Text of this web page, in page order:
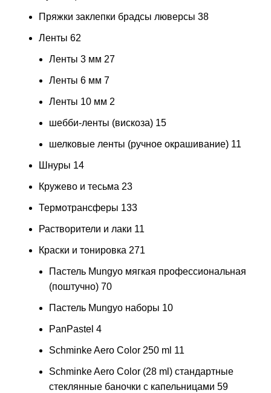
Пряжки заклепки брадсы люверсы 38
Ленты 62
Ленты 3 мм 27
Ленты 6 мм 7
Ленты 10 мм 2
шебби-ленты (вискоза) 15
шелковые ленты (ручное окрашивание) 11
Шнуры 14
Кружево и тесьма 23
Термотрансферы 133
Растворители и лаки 11
Краски и тонировка 271
Пастель Mungyo мягкая профессиональная
(поштучно) 70
Пастель Mungyo наборы 10
PanPastel 4
Schminke Aero Color 250 ml 11
Schminke Aero Color (28 ml) стандартные
стеклянные баночки с капельницами 59